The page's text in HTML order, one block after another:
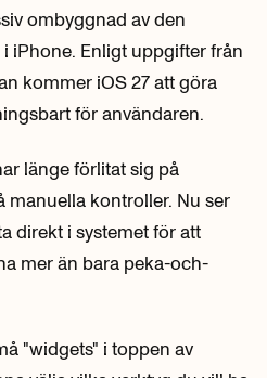
ombyggnad av den
iPhone. Enligt uppgifter från
kommer iOS 27 att göra
för användaren.
länge förlitat sig på
manuella kontroller. Nu ser
direkt i systemet för att
mer än bara peka-och-
"widgets" i toppen av